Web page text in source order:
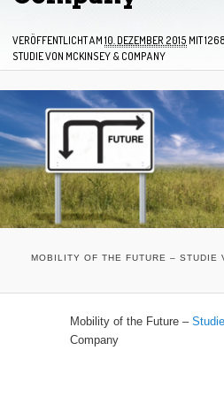
VERÖFFENTLICHT AM 10. DEZEMBER 2015 MIT
STUDIE VON MCKINSEY & COMPANY
MOBILITY OF THE FUTURE – STUDIE
Mobility of the Future –Studie
Company